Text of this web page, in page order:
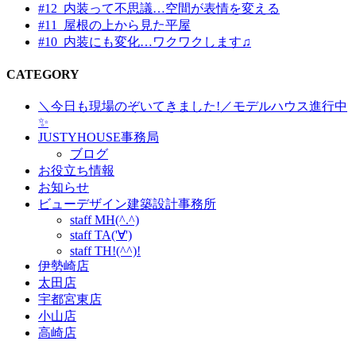
#12_内装って不思議…空間が表情を変える
#11_屋根の上から見た平屋
#10_内装にも変化…ワクワクします♫
CATEGORY
＼今日も現場のぞいてきました!／モデルハウス進行中
✨
JUSTYHOUSE事務局
ブログ
お役立ち情報
お知らせ
ビューデザイン建築設計事務所
staff MH(^.^)
staff TA('∀')
staff TH!(^^)!
伊勢崎店
太田店
宇都宮東店
小山店
高崎店